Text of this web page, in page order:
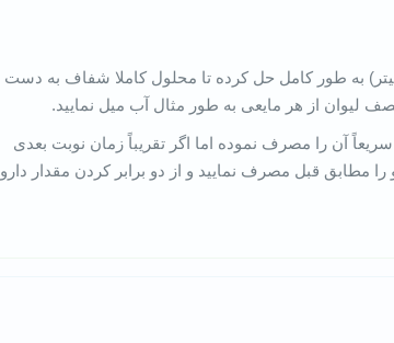
(10 گرمی) را در نصف لیوان آب (حدود 125 میلی لیتر) به طور کامل حل کرده تا محلول کاملا شفاف به دست
لیوان از هر مایعی به طور مثال آب میل نمایید.
آن را مصرف نموده اما اگر تقریباً زمان نوبت بعدی
قبل مصرف نمایید و از دو برابر کردن مقدار دارو